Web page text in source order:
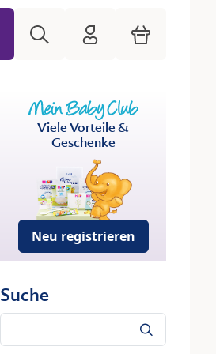
HiPP Mein Babyclub
Warenkorb
Viele Vorteile &
Geschenke
Neu registrieren
Suche